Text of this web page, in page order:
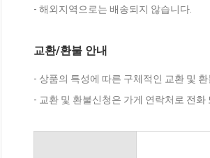
- 해외지역으로는 배송되지 않습니다.
교환/환불 안내
- 상품의 특성에 따른 구체적인 교환 및
- 교환 및 환불신청은 가게 연락처로 전